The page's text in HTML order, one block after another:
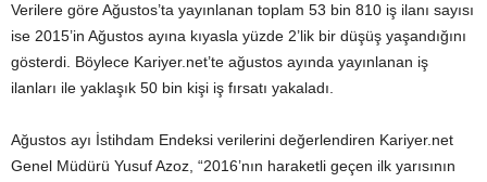
Verilere göre Ağustos’ta yayınlanan toplam 53 bin 810 iş ilanı sayısı
ise 2015’in Ağustos ayına kıyasla yüzde 2’lik bir düşüş yaşandığını
gösterdi. Böylece Kariyer.net’te ağustos ayında yayınlanan iş
ilanları ile yaklaşık 50 bin kişi iş fırsatı yakaladı.
Ağustos ayı İstihdam Endeksi verilerini değerlendiren Kariyer.net
Genel Müdürü Yusuf Azoz, “2016’nın haraketli geçen ilk yarısının